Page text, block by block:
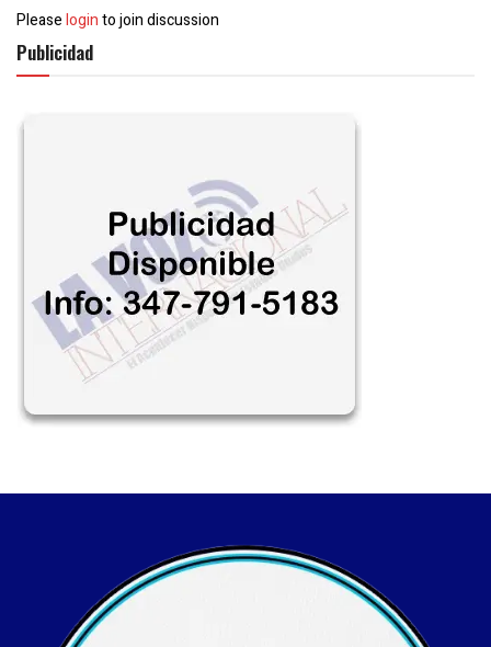
Pleaseloginto join discussion
Publicidad